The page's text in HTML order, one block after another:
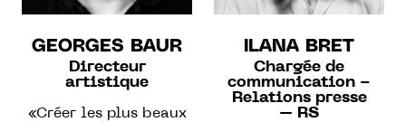
GEORGES BAUR
Directeur
artistique
«Créer les plus beaux
ILANA BRET
Chargée de
communication -
Relations presse
– RS